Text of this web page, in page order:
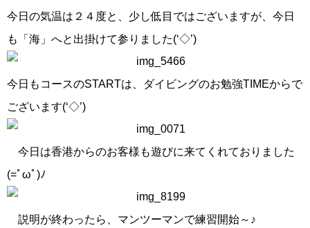
今日の気温は２４度と、少し低目ではございますが、今日
も「海」へと出掛けて参りました(‘◇’)ゞ
今日もコースのSTARTは、ダイビングのお勉強TIMEからで
ございます(‘◇’)ゞ
今日は香港からのお客様も遊びに来てくれておりました
(=ﾟωﾟ)ﾉ
説明が終わったら、マンツーマンで練習開始～♪